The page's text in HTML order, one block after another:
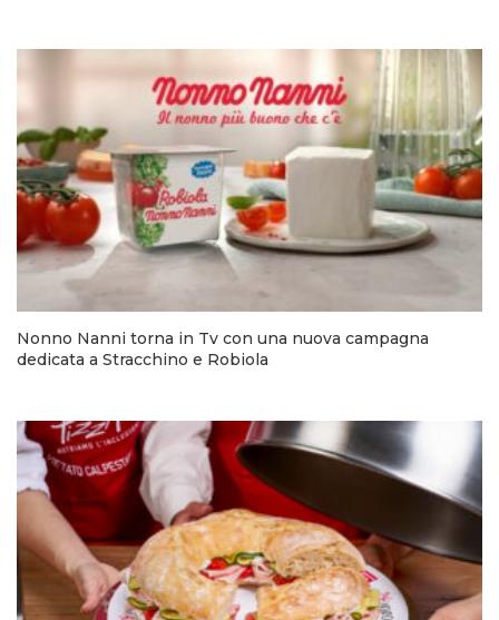
Nonno Nanni torna in Tv con una nuova campagna
dedicata a Stracchino e Robiola